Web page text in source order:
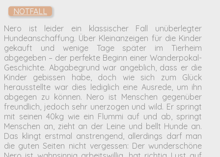
NOTFALL
Nero ist leider ein klassischer Fall unüberlegter
Hundeanschaffung. Über Kleinanzeigen für die Kinder
gekauft und wenige Tage später im Tierheim
abgegeben – der perfekte Beginn einer Wanderpokal-
Geschichte. Abgabegrund war angeblich, dass er die
Kinder gebissen habe, doch wie sich zum Glück
herausstellte war dies lediglich eine Ausrede, um ihn
abgegen zu können. Nero ist Menschen gegenüber
freundlich, jedoch sehr unerzogen und wild. Er springt
mit seinen 40kg wie ein Flummi auf und ab, springt
Menschen an, zieht an der Leine und bellt Hunde an.
Das klingt erstmal anstrengend, allerdings darf man
die guten Seiten nicht vergessen: Der wunderschöne